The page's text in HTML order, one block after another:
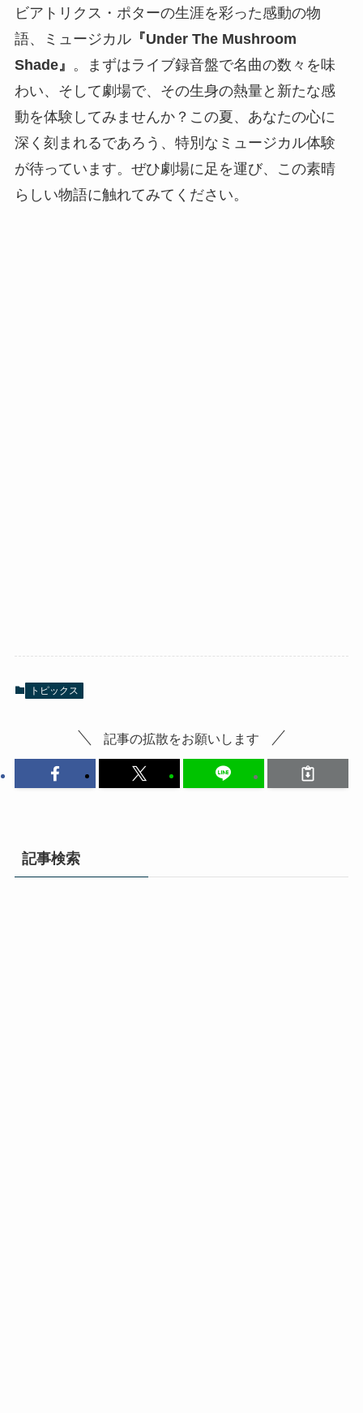
ビアトリクス・ポターの生涯を彩った感動の物
語、ミュージカル『Under The Mushroom
Shade』 。まずはライブ録音盤で名曲の数々を味
わい、そして劇場で、その生身の熱量と新たな感
動を体験してみませんか？この夏、あなたの心に
深く刻まれるであろう、特別なミュージカル体験
が待っています。ぜひ劇場に足を運び、この素晴
らしい物語に触れてみてください。
トピックス
記事の拡散をお願いします
記事検索